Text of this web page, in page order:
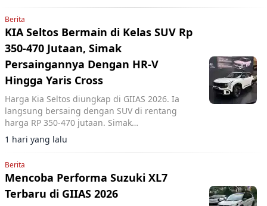
Berita
KIA Seltos Bermain di Kelas SUV Rp
350-470 Jutaan, Simak
Persaingannya Dengan HR-V
Hingga Yaris Cross
Harga Kia Seltos diungkap di GIIAS 2026. Ia
langsung bersaing dengan SUV di rentang
harga RP 350-470 jutaan. Simak
perbandingannya.
1 hari yang lalu
Berita
Mencoba Performa Suzuki XL7
Terbaru di GIIAS 2026